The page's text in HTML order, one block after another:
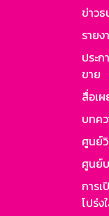
ข่าวธ
รายง
ประ
ขาย
สื่อเ
บทค
ศูนย์
ศูนย์
การ
โปร่ง